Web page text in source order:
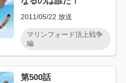
2011/05/22 放送
マリンフォード頂上戦争
編
第500話